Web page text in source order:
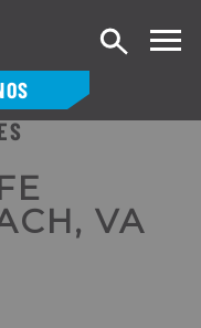
Pesquisar
VA